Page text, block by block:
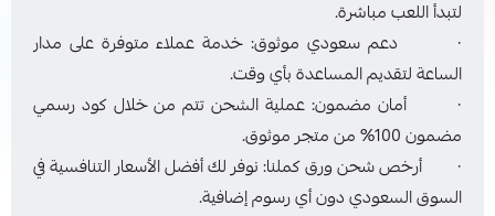
لتبدأ اللعب مباشرة.
· دعم سعودي موثوق: خدمة عملاء متوفرة على مدار
الساعة لتقديم المساعدة بأي وقت.
· أمان مضمون: عملية الشحن تتم من خلال كود رسمي
مضمون 100% من متجر موثوق.
· أرخص شحن ورق كملنا: نوفر لك أفضل الأسعار التنافسية في
السوق السعودي دون أي رسوم إضافية.